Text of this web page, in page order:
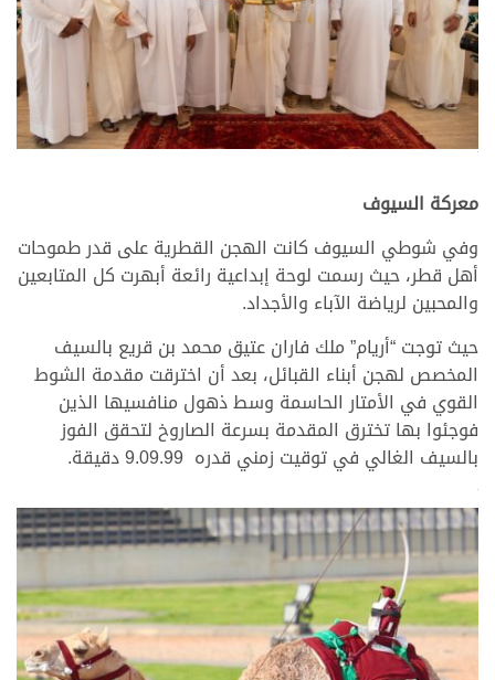
معركة السيوف
وفي شوطي السيوف كانت الهجن القطرية على قدر طموحات
أهل قطر، حيث رسمت لوحة إبداعية رائعة أبهرت كل المتابعين
والمحبين لرياضة الآباء والأجداد.
حيث توجت “أريام” ملك فاران عتيق محمد بن قريع بالسيف
المخصص لهجن أبناء القبائل، بعد أن اخترقت مقدمة الشوط
القوي في الأمتار الحاسمة وسط ذهول منافسيها الذين
فوجئوا بها تخترق المقدمة بسرعة الصاروخ لتحقق الفوز
بالسيف الغالي في توقيت زمني قدره 9.09.99 دقيقة.